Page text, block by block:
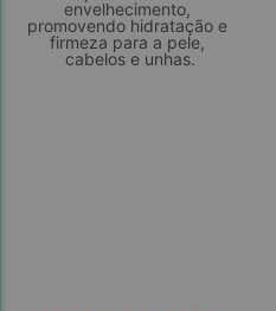
envelhecimento,
promovendo hidratação e
firmeza para a pele,
cabelos e unhas.